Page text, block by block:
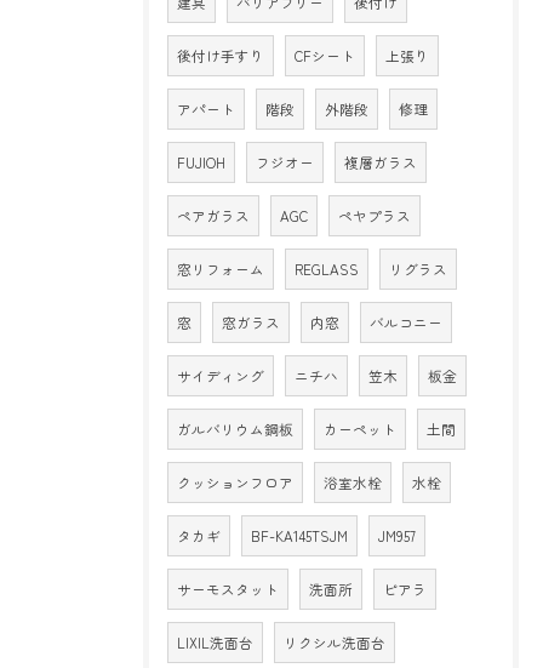
後付け手すり CFシート 上張り
アパート 階段 外階段 修理
FUJIOH フジオー 複層ガラス
ペアガラス AGC ペヤプラス
窓リフォーム REGLASS リグラス
窓 窓ガラス 内窓 バルコニー
サイディング ニチハ 笠木 板金
ガルバリウム鋼板 カーペット 土間
クッションフロア 浴室水栓 水栓
タカギ BF-KA145TSJM JM957
サーモスタット 洗面所 ピアラ
LIXIL洗面台 リクシル洗面台